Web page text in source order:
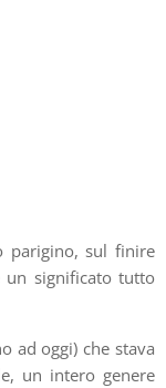
parigino, sul finire
un significato tutto
ad oggi) che stava
un intero genere